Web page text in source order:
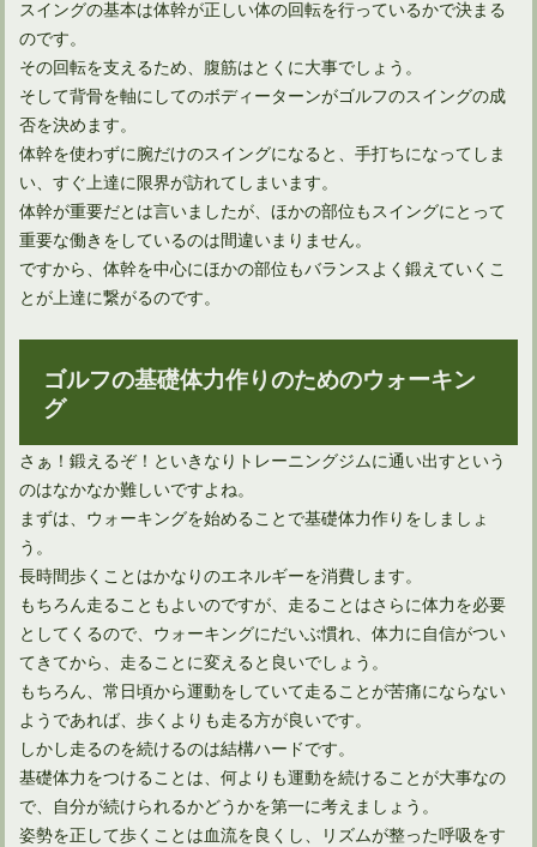
ゴルフの飛距離アップに効果的な筋力トレNo．1はスクワット
ゴルフのスコアを伸ばすために筋トレをする女性に贈る鍛錬法
スイングの基本は体幹が正しい体の回転を行っているかで決まる
のです。
その回転を支えるため、腹筋はとくに大事でしょう。
そして背骨を軸にしてのボディーターンがゴルフのスイングの成
否を決めます。
体幹を使わずに腕だけのスイングになると、手打ちになってしま
い、すぐ上達に限界が訪れてしまいます。
体幹が重要だとは言いましたが、ほかの部位もスイングにとって
重要な働きをしているのは間違いまりません。
ですから、体幹を中心にほかの部位もバランスよく鍛えていくこ
とが上達に繋がるのです。
ゴルフの基礎体力作りのためのウォーキン
グ
さぁ！鍛えるぞ！といきなりトレーニングジムに通い出すという
のはなかなか難しいですよね。
まずは、ウォーキングを始めることで基礎体力作りをしましょ
う。
長時間歩くことはかなりのエネルギーを消費します。
もちろん走ることもよいのですが、走ることはさらに体力を必要
としてくるので、ウォーキングにだいぶ慣れ、体力に自信がつい
てきてから、走ることに変えると良いでしょう。
もちろん、常日頃から運動をしていて走ることが苦痛にならない
ようであれば、歩くよりも走る方が良いです。
しかし走るのを続けるのは結構ハードです。
基礎体力をつけることは、何よりも運動を続けることが大事なの
で、自分が続けられるかどうかを第一に考えましょう。
姿勢を正して歩くことは血流を良くし、リズムが整った呼吸をす